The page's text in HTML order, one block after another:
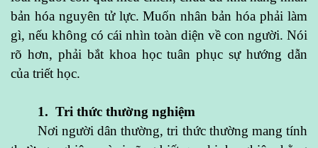
bản hóa nguyên tử lực. Muốn nhân bản hóa phải làm
gì, nếu không có cái nhìn toàn diện về con người. Nói
rõ hơn, phải bắt khoa học tuân phục sự hướng dẫn
của triết học.
1. Tri thức thường nghiệm
Nơi người dân thường, tri thức thường mang tính